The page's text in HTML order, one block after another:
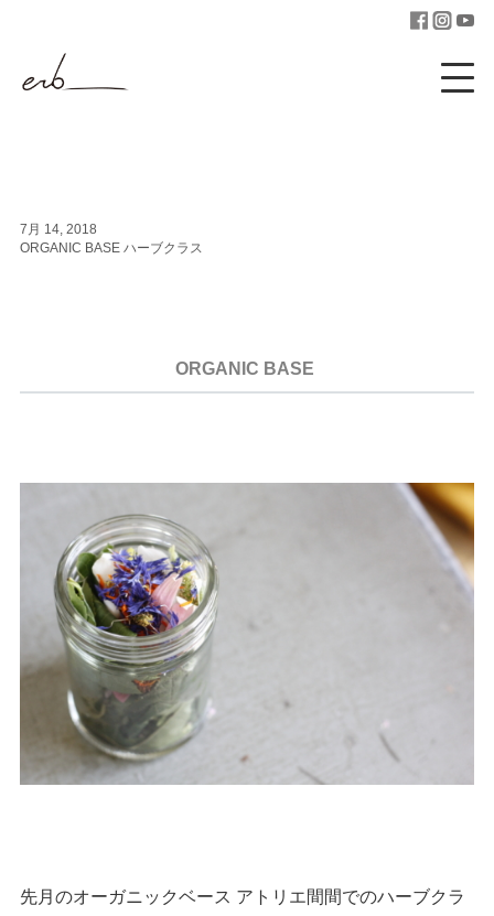
7月 14, 2018
ORGANIC BASE ハーブクラス
ORGANIC BASE
先月のオーガニックベース アトリエ間間でのハーブクラ